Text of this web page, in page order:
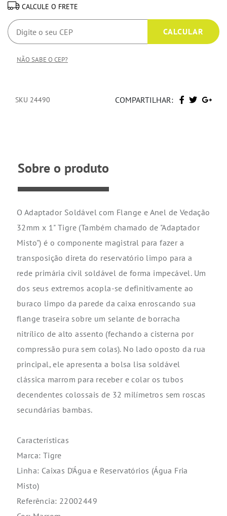
CALCULE O FRETE
NÃO SABE O CEP?
SKU 24490 COMPARTILHAR:
Sobre o produto
O Adaptador Soldável com Flange e Anel de Vedação
32mm x 1" Tigre (Também chamado de "Adaptador
Misto") é o componente magistral para fazer a
transposição direta do reservatório limpo para a
rede primária civil soldável de forma impecável. Um
dos seus extremos acopla-se definitivamente ao
buraco limpo da parede da caixa enroscando sua
flange traseira sobre um selante de borracha
nitrílico de alto assento (fechando a cisterna por
compressão pura sem colas). No lado oposto da rua
principal, ele apresenta a bolsa lisa soldável
clássica marrom para receber e colar os tubos
decendentes colossais de 32 milímetros sem roscas
secundárias bambas.
Características
Marca: Tigre
Linha: Caixas D'Água e Reservatórios (Água Fria
Misto)
Referência: 22002449